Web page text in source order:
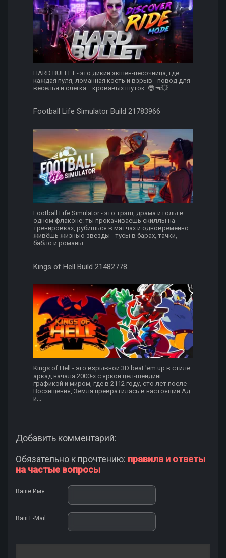
HARD BULLET - это дикий экшен-песочница, где
каждая пуля, ломанная кость и взрыв - повод для
веселья и слегка... кровавых шуток. 😎🔫💥...
Football Life Simulator Build 21783966
Football Life Simulator - это трэш, драма и голы в
одном флаконе: ты прокачиваешь скиллы на
тренировках, рубишься в матчах и одновременно
живёшь жизнью звезды - тусы в барах, тачки,
бабло и романы....
Kings of Hell Build 21482778
Kings of Hell - это взрывной 3D beat 'em up в стиле
аркад начала 2000-х с яркой цел-шейдинг
графикой и миром, где в 2112 году, сто лет после
Восхищения, Земля превратилась в настоящий Ад
и...
Добавить комментарий:
Обязательно к прочтению: правила и ответы
на частые вопросы
Ваше Имя:
Ваш E-Mail: